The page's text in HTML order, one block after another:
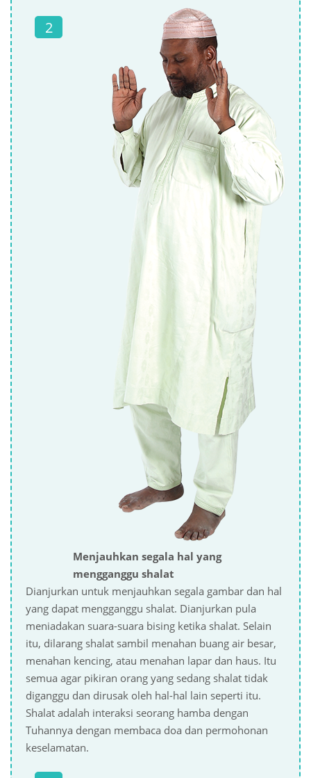
Menjauhkan segala hal yang
mengganggu shalat
Dianjurkan untuk menjauhkan segala gambar dan hal
yang dapat mengganggu shalat. Dianjurkan pula
meniadakan suara-suara bising ketika shalat. Selain
itu, dilarang shalat sambil menahan buang air besar,
menahan kencing, atau menahan lapar dan haus. Itu
semua agar pikiran orang yang sedang shalat tidak
diganggu dan dirusak oleh hal-hal lain seperti itu.
Shalat adalah interaksi seorang hamba dengan
Tuhannya dengan membaca doa dan permohonan
keselamatan.